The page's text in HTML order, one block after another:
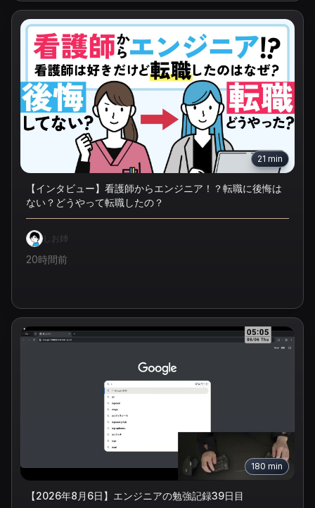
21 min
【インタビュー】看護師からエンジニア！？転職に後悔は
ない？どうやって転職したの？
しお姉
20時間前
180 min
【2026年8月6日】エンジニアの勉強記録39日目